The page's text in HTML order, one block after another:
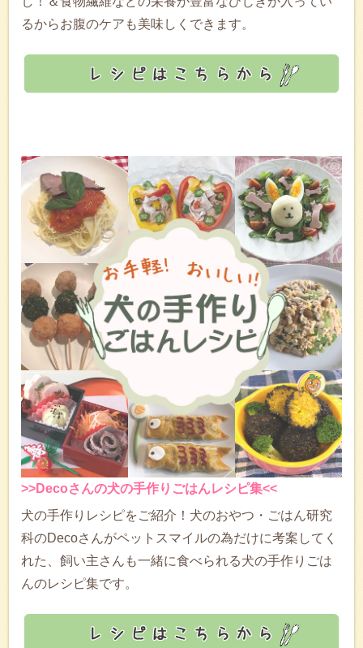
るからお腹のケアも美味しくできます。
>>Decoさんの犬の手作りごはんレシピ集<<
犬の手作りレシピをご紹介！犬のおやつ・ごはん研究
科のDecoさんがペットスマイルの為だけに考案してく
れた、飼い主さんも一緒に食べられる犬の手作りごは
んのレシピ集です。